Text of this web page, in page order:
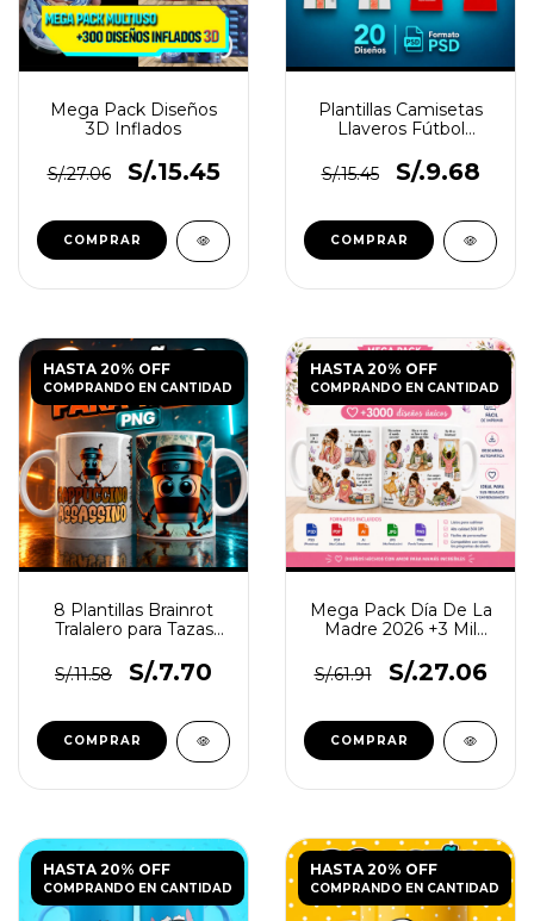
Mega Pack Diseños
3D Inflados
S/.27.06 S/.15.45
Plantillas Camisetas
Llaveros Fútbol
S/.15.45
S/.9.68
HASTA 20% OFF
COMPRANDO EN CANTIDAD
8 Plantillas Brainrot
Tralalero para Tazas
S/.11.58
S/.7.70
HASTA 20% OFF
COMPRANDO EN CANTIDAD
Mega Pack Día De La
Madre 2026 +3 Mil
S/.61.91
S/.27.06
HASTA 20% OFF
COMPRANDO EN CANTIDAD
HASTA 20% OFF
COMPRANDO EN CANTIDAD